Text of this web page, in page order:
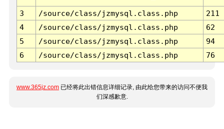
3 /source/class/jzmysql.class.php
211
4
/source/class/jzmysql.class.php
62
5
/source/class/jzmysql.class.php
94
6
/source/class/jzmysql.class.php 76
www.365jz.com 已经将此出错信息详细记录, 由此给您带来的访问不便我
们深感歉意.